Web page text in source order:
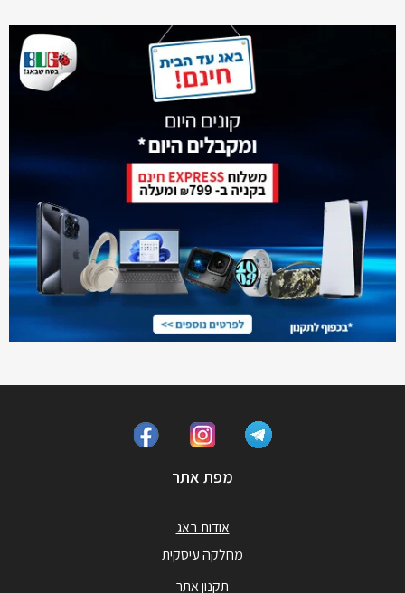
מפת אתר
אודות באג
מחלקה עיסקית
תקנון אתר